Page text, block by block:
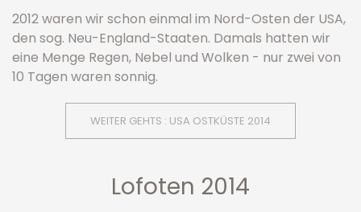
2012 waren wir schon einmal im Nord-Osten der USA,
den sog. Neu-England-Staaten. Damals hatten wir
eine Menge Regen, Nebel und Wolken - nur zwei von
10 Tagen waren sonnig.
WEITER GEHTS : USA OSTKÜSTE 2014
Lofoten 2014